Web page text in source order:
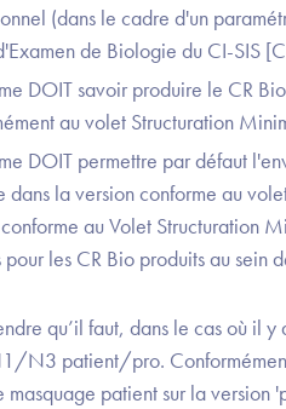
(dans le cadre d'un
de Biologie du CI-SIS
DOIT savoir produire le CR
au volet Structuration
DOIT permettre par défaut
dans la version conforme au
au Volet Structuration
les CR Bio produits au sein
qu’il faut, dans le cas où il
N3 patient/pro. Conformément
masquage patient sur la version